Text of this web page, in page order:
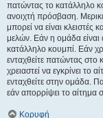
πατώντας το κατάλληλο
ανοιχτή πρόσβαση.
μπορεί να είναι κλειστές
μελών. Εάν η ομάδα είναι
κατάλληλο κουμπί. Εάν
ενταχθείτε πατώντας
χρειαστεί να εγκρίνει το
ενταχθείτε στην ομάδα.
εάν απορρίψει το αίτημα
Κορυφή